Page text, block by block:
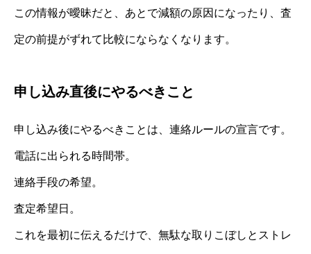
この情報が曖昧だと、あとで減額の原因になったり、査
定の前提がずれて比較にならなくなります。
申し込み直後にやるべきこと
申し込み後にやるべきことは、連絡ルールの宣言です。
電話に出られる時間帯。
連絡手段の希望。
査定希望日。
これを最初に伝えるだけで、無駄な取りこぼしとストレ